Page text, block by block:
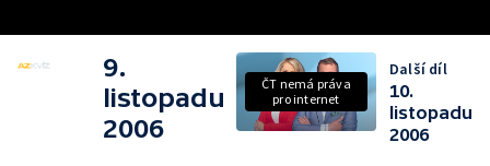
9.
listopadu
2006
ČT nemá práva
pro internet
Další díl
10.
listopadu
2006